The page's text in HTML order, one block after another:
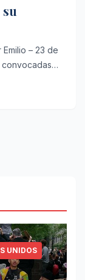
Emilio – 23 de
convocadas…
UNIDOS